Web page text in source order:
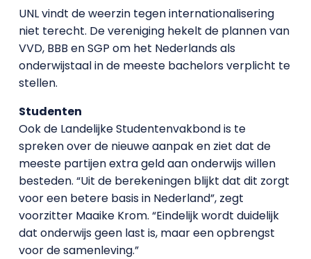
UNL vindt de weerzin tegen internationalisering
niet terecht. De vereniging hekelt de plannen van
VVD, BBB en SGP om het Nederlands als
onderwijstaal in de meeste bachelors verplicht te
stellen.
Studenten
Ook de Landelijke Studentenvakbond is te
spreken over de nieuwe aanpak en ziet dat de
meeste partijen extra geld aan onderwijs willen
besteden. “Uit de berekeningen blijkt dat dit zorgt
voor een betere basis in Nederland”, zegt
voorzitter Maaike Krom. “Eindelijk wordt duidelijk
dat onderwijs geen last is, maar een opbrengst
voor de samenleving.”